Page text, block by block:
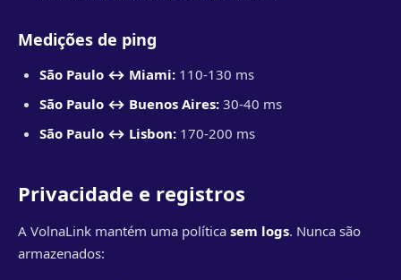
Medições de ping
São Paulo ↔ Miami: 110-130 ms
São Paulo ↔ Buenos Aires: 30-40 ms
São Paulo ↔ Lisbon: 170-200 ms
Privacidade e registros
A VolnaLink mantém uma política sem logs. Nunca são
armazenados: